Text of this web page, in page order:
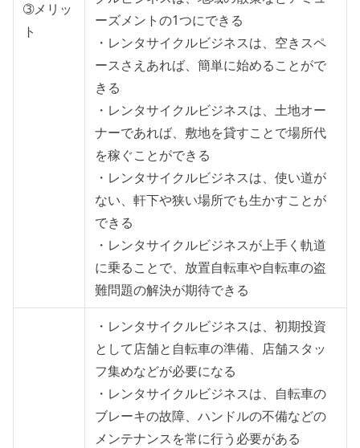
➂メリッ
ト
ーズメントの1つにできる
・レンタサイクルビジネスは、空きスペ
ースさえあれば、簡単に始めることがで
きる
・レンタサイクルビジネスは、土地オー
ナーであれば、敷地を貸すことで場所代
を稼ぐことができる
・レンタサイクルビジネスは、使い道が
ない、軒下や狭い場所でも生かすことが
できる
・レンタサイクルビジネスが上手く軌道
に乗ることで、放置自転車や自転車の盗
難問題の解決が期待できる
・レンタサイクルビジネスは、初期投資
として店舗と自転車の準備、店舗スタッ
フ集めなどが必要になる
・レンタサイクルビジネスは、自転車の
ブレーキの故障、ハンドルの不備などの
メンテナンスを常に行う必要がある